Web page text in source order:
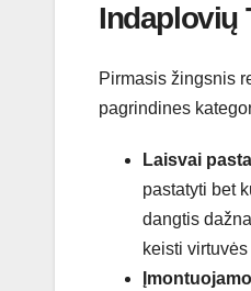
Indaplovių
Pirmasis žingsnis
pagrindines
Laisvai
pastatyti bet
dangtis
keisti